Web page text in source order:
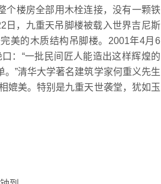
个楼房全部用木栓连接，没有一颗铁
日，九重天吊脚楼被载入世界吉尼斯
美的木质结构吊脚楼。2001年4月6
：“一批民间匠人能造出这样辉煌的
”清华大学著名建筑学家何重义先生
媲美。特别是九重天世袭堂，犹如玉